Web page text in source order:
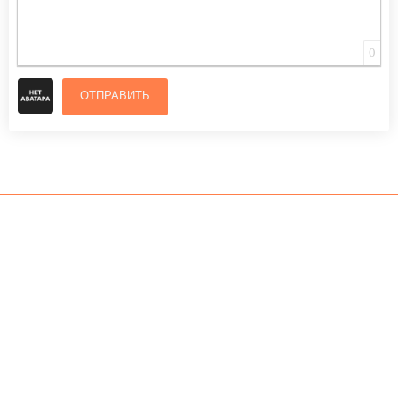
0
ОТПРАВИТЬ